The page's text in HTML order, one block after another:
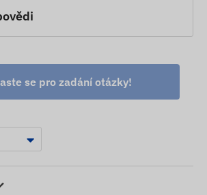
se pro zadání otázky!